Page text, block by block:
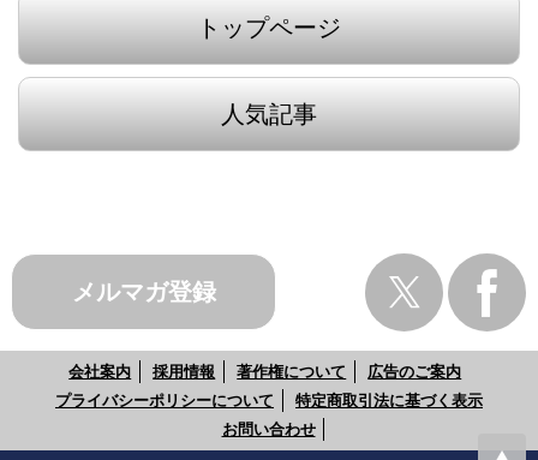
トップページ
人気記事
メルマガ登録
会社案内 採用情報 著作権について
広告のご案内
プライバシーポリシーについて
特定商取引法に基づく表示
お問い合わせ